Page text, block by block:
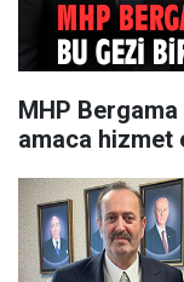
MHP
amaca hizmet